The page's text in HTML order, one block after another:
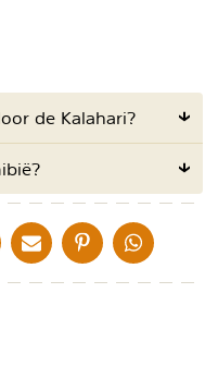
de Kalahari?
OP XDELEN VIA DE MAIL
DELEN OP PINTEREST
DELEN OP